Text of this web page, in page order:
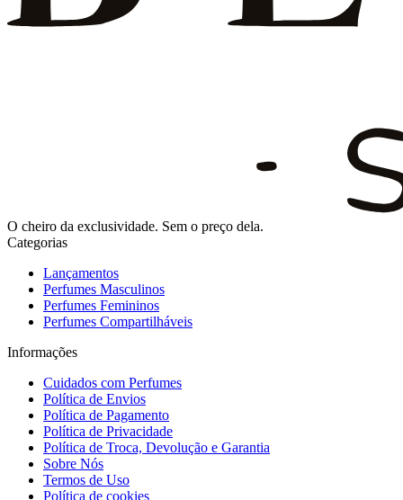
O cheiro da exclusividade. Sem o preço dela.
Categorias
Lançamentos
Perfumes Masculinos
Perfumes Femininos
Perfumes Compartilháveis
Informações
Cuidados com Perfumes
Política de Envios
Política de Pagamento
Política de Privacidade
Política de Troca, Devolução e Garantia
Sobre Nós
Termos de Uso
Política de cookies